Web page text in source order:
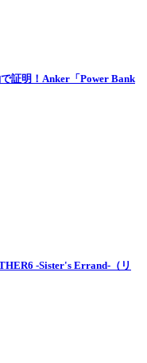
証明！Anker「Power Bank
-Sister's Errand-（リ